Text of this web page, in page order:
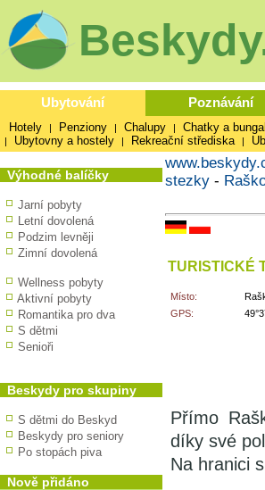
Ubytování Poznávání
Hotely | Penziony | Chalupy | Chatky a
| Ubytovny a hostely | Rekreační střediska |
Výhodné balíčky
Jarní pobyty
Letní dovolená
Podzim levněji
Zimní dovolená
Wellness pobyty
Aktivní pobyty
Romantika pro dva
S dětmi
Senioři
Beskydy pro skupiny
S dětmi do Beskyd
Beskydy pro seniory
Po stopách piva
Nově přidáno
stezky -
TURISTICKÉ
Místo:
GPS:
Přímo
díky své
Na hranici